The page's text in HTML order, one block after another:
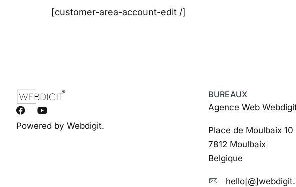
[customer-area-account-edit /]
Powered by Webdigit.
BUREAUX
Agence Web
Place de Moulbaix 10
7812 Moulbaix
Belgique